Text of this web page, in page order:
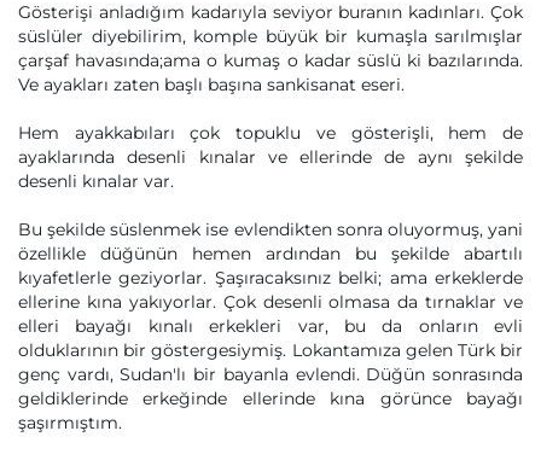
Gösterişi anladığım kadarıyla seviyor buranın kadınları. Çok
süslüler diyebilirim, komple büyük bir kumaşla sarılmışlar
çarşaf havasında;ama o kumaş o kadar süslü ki bazılarında.
Ve ayakları zaten başlı başına sankisanat eseri.
Hem ayakkabıları çok topuklu ve gösterişli, hem de
ayaklarında desenli kınalar ve ellerinde de aynı şekilde
desenli kınalar var.
Bu şekilde süslenmek ise evlendikten sonra oluyormuş, yani
özellikle düğünün hemen ardından bu şekilde abartılı
kıyafetlerle geziyorlar. Şaşıracaksınız belki; ama erkeklerde
ellerine kına yakıyorlar. Çok desenli olmasa da tırnaklar ve
elleri bayağı kınalı erkekleri var, bu da onların evli
olduklarının bir göstergesiymiş. Lokantamıza gelen Türk bir
genç vardı, Sudan'lı bir bayanla evlendi. Düğün sonrasında
geldiklerinde erkeğinde ellerinde kına görünce bayağı
şaşırmıştım.